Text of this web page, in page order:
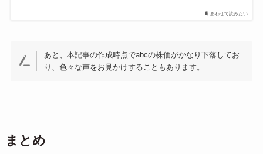
あわせて読みたい
あと、本記事の作成時点でabcの株価がかなり下落してお
り、色々な声をお見かけすることもあります。
まとめ